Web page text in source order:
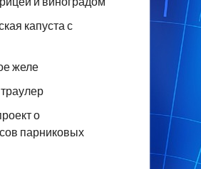
капуста с
желе
о
парниковых